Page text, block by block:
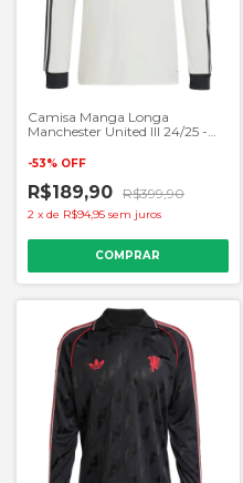
Camisa Manga Longa
Manchester United III 24/25 -
-53% OFF
R$189,90 R$399,90
2 x de R$94,95 sem juros
COMPRAR